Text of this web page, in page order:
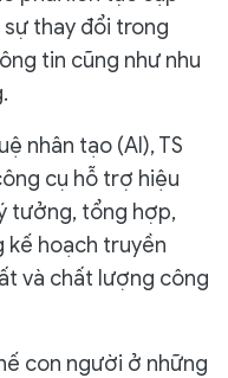
thay đổi trong
tin cũng như nhu
nhân tạo (AI), TS
cụ hỗ trợ hiệu
tưởng, tổng hợp,
kế hoạch truyền
và chất lượng công
con người ở những